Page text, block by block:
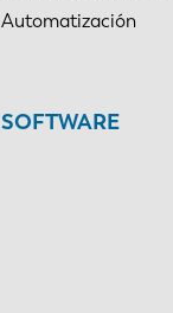
Automatización
SOFTWARE